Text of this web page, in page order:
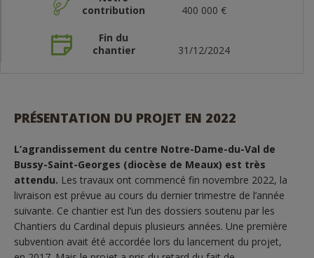
contribution
400 000 €
Fin du
chantier
31/12/2024
PRÉSENTATION DU PROJET EN 2022
L’agrandissement du centre Notre-Dame-du-Val de
Bussy-Saint-Georges (diocèse de Meaux) est très
attendu. Les travaux ont commencé fin novembre 2022, la
livraison est prévue au cours du dernier trimestre de l’année
suivante. Ce chantier est l’un des dossiers soutenu par les
Chantiers du Cardinal depuis plusieurs années. Une première
subvention avait été accordée lors du lancement du projet,